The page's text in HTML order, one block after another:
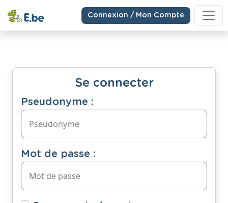
Connexion / Mon Compte
Se connecter
Pseudonyme :
Mot de passe :